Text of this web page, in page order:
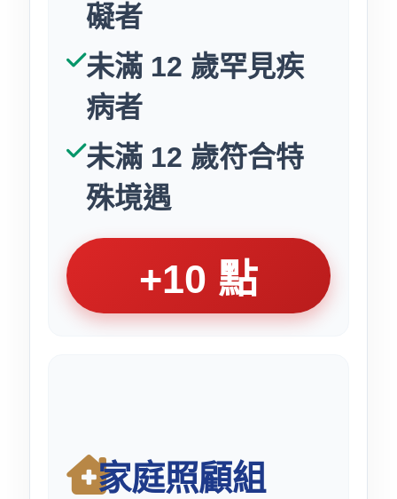
礙者
未滿 12 歲罕見疾
病者
未滿 12 歲符合特
殊境遇
+10 點
家庭照顧組